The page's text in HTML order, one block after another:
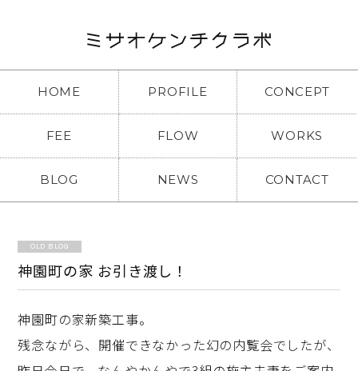
HOME PROFILE CONCEPT
FEE FLOW WORKS
BLOG NEWS CONTACT
OLD BLOG
神園町の家 お引き渡し！
神園町の家新築工事。
残念ながら、開催できなかった幻の内覧会でしたが、